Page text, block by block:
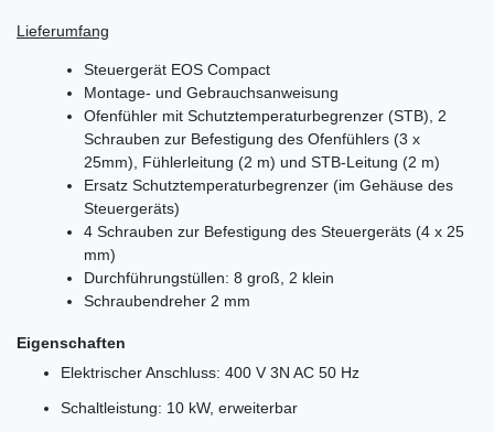
Lieferumfang
Steuergerät EOS Compact
Montage- und Gebrauchsanweisung
Ofenfühler mit Schutztemperaturbegrenzer (STB), 2
Schrauben zur Befestigung des Ofenfühlers (3 x
25mm), Fühlerleitung (2 m) und STB-Leitung (2 m)
Ersatz Schutztemperaturbegrenzer (im Gehäuse des
Steuergeräts)
4 Schrauben zur Befestigung des Steuergeräts (4 x 25
mm)
Durchführungstüllen: 8 groß, 2 klein
Schraubendreher 2 mm
Eigenschaften
Elektrischer Anschluss: 400 V 3N AC 50 Hz
Schaltleistung: 10 kW, erweiterbar